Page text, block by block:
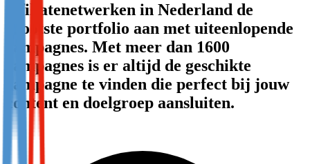
Not already our Publisher?
affiliatenetwerken in Nederland de
grootste portfolio aan met uiteenlopende
campagnes. Met meer dan 1600
campagnes is er altijd de geschikte
campagne te vinden die perfect bij jouw
content en doelgroep aansluiten.